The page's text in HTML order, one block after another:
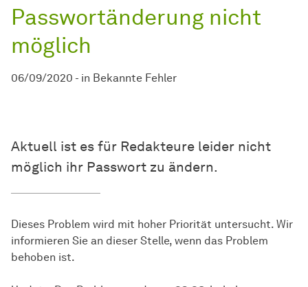
Passwortänderung nicht
möglich
06/09/2020 - in Bekannte Fehler
Aktuell ist es für Redakteure leider nicht
möglich ihr Passwort zu ändern.
Dieses Problem wird mit hoher Priorität untersucht. Wir
informieren Sie an dieser Stelle, wenn das Problem
behoben ist.